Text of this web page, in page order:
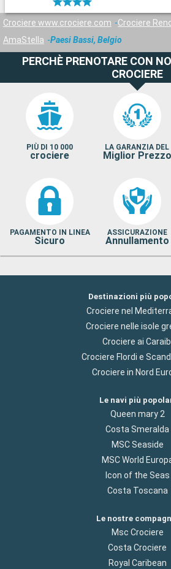
Crociere www.crociere.com Crociere
AmaStella
Paesi Bassi, Belgio
PERCHÈ PRENOTARE CON
CROCIERE
PIÙ DI 10 000
crociere
LA GARANZIA DEL
Miglior Prezzo
PAGAMENTO IN LINEA
Sicuro
ASSICURAZIONE
Annullamento
Destinazioni più
Crociere nel
Crociere nelle isole
Crociere ai
Crociere Flordi e
Crociere in Nord
Le navi più
Queen mary 2
Costa Smeralda
MSC Seaside
MSC World
Icon of the Seas
Costa Toscana
Le nostre
Msc Crociere
Costa Crociere
Royal Caribean